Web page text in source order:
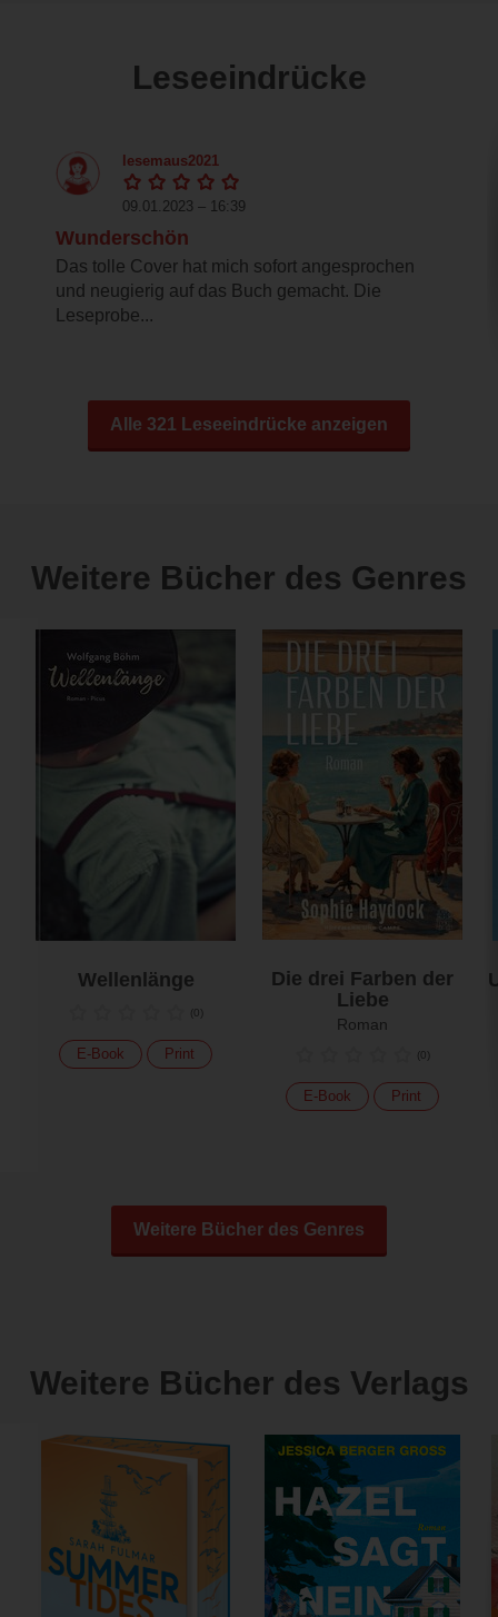
Leseeindrücke
lesemaus2021
09.01.2023 – 16:39
Wunderschön
Das tolle Cover hat mich sofort angesprochen
und neugierig auf das Buch gemacht. Die
Leseprobe...
Alle 321 Leseeindrücke anzeigen
Weitere Bücher des Genres
Wellenlänge
(0)
E-Book Print
Die drei Farben der
Liebe
Roman
(0)
E-Book Print
Weitere Bücher des Genres
Weitere Bücher des Verlags